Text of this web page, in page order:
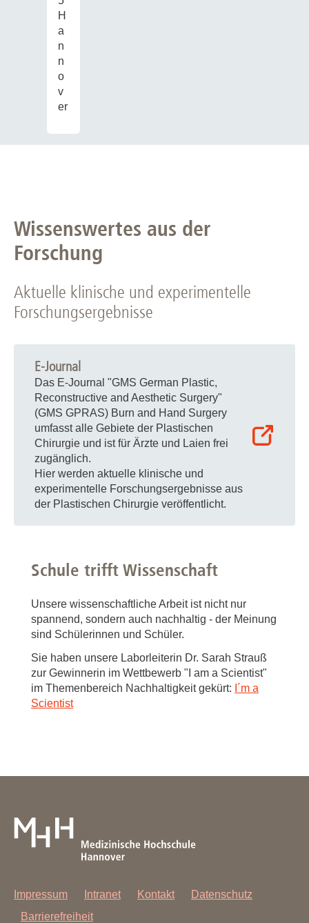
H
a
n
n
o
v
er
Wissenswertes aus der
Forschung
Aktuelle klinische und experimentelle
Forschungsergebnisse
E-Journal
Das E-Journal "GMS German Plastic,
Reconstructive and Aesthetic Surgery"
(GMS GPRAS) Burn and Hand Surgery
umfasst alle Gebiete der Plastischen
Chirurgie und ist für Ärzte und Laien frei
zugänglich.
Hier werden aktuelle klinische und
experimentelle Forschungsergebnisse aus
der Plastischen Chirurgie veröffentlicht.
Schule trifft Wissenschaft
Unsere wissenschaftliche Arbeit ist nicht nur
spannend, sondern auch nachhaltig - der Meinung
sind Schülerinnen und Schüler.
Sie haben unsere Laborleiterin Dr. Sarah Strauß
zur Gewinnerin im Wettbewerb "I am a Scientist"
im Themenbereich Nachhaltigkeit gekürt: I´m a
Scientist
Impressum Intranet Kontakt
Datenschutz
Barrierefreiheit